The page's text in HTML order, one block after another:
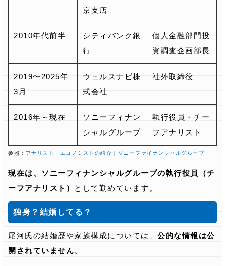
京支店
2010年代前半
シティバンク銀
行
個人金融部門投
資調査企画部長
2019〜2025年
3月
ウェルスナビ株
式会社
社外取締役
2016年～現在
ソニーフィナン
シャルグループ
執行役員・チー
フアナリスト
参照： アナリスト・エコノミストの紹介｜ソニーファイナンシャルグループ
現在は、ソニーフィナンシャルグループの執行役員（チ
ーフアナリスト）
として勤めています。
独身？結婚してる？
尾河氏の結婚歴や家族構成については、 公的な情報は公
開されていません。